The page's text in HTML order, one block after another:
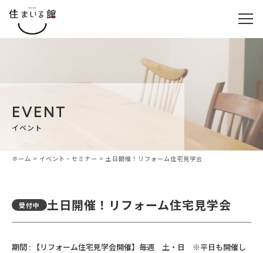
EVENT
イベント
ホーム > イベント・セミナー > 土日開催！リフォーム住宅見学会
受付中 土日開催！リフォーム住宅見学会
期間 : 【リフォーム住宅見学会開催】毎週 土・日 ※平日も開催し